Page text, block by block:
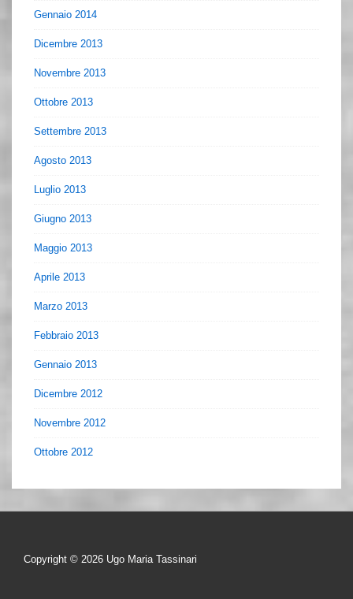
Gennaio 2014
Dicembre 2013
Novembre 2013
Ottobre 2013
Settembre 2013
Agosto 2013
Luglio 2013
Giugno 2013
Maggio 2013
Aprile 2013
Marzo 2013
Febbraio 2013
Gennaio 2013
Dicembre 2012
Novembre 2012
Ottobre 2012
Copyright © 2026 Ugo Maria Tassinari